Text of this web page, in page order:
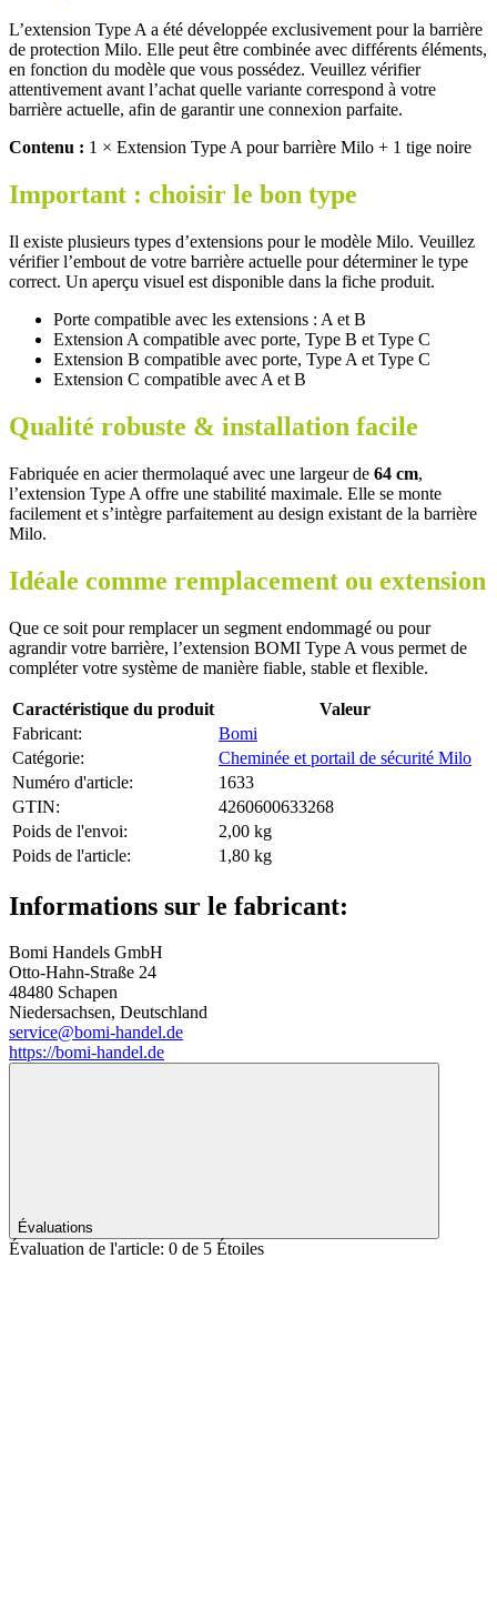
L’extension Type A a été développée exclusivement pour la barrière
de protection Milo. Elle peut être combinée avec différents éléments,
en fonction du modèle que vous possédez. Veuillez vérifier
attentivement avant l’achat quelle variante correspond à votre
barrière actuelle, afin de garantir une connexion parfaite.
Contenu : 1 × Extension Type A pour barrière Milo + 1 tige noire
Important : choisir le bon type
Il existe plusieurs types d’extensions pour le modèle Milo. Veuillez
vérifier l’embout de votre barrière actuelle pour déterminer le type
correct. Un aperçu visuel est disponible dans la fiche produit.
Porte compatible avec les extensions : A et B
Extension A compatible avec porte, Type B et Type C
Extension B compatible avec porte, Type A et Type C
Extension C compatible avec A et B
Qualité robuste & installation facile
Fabriquée en acier thermolaqué avec une largeur de 64 cm,
l’extension Type A offre une stabilité maximale. Elle se monte
facilement et s’intègre parfaitement au design existant de la barrière
Milo.
Idéale comme remplacement ou extension
Que ce soit pour remplacer un segment endommagé ou pour
agrandir votre barrière, l’extension BOMI Type A vous permet de
compléter votre système de manière fiable, stable et flexible.
Caractéristique du produit
Valeur
Fabricant:
Bomi
Catégorie:
Cheminée et portail de sécurité Milo
Numéro d'article:
1633
GTIN:
4260600633268
Poids de l'envoi‍:
2,00 kg
Poids de l'article‍:
1,80 kg
Informations sur le fabricant:
Bomi Handels GmbH
Otto-Hahn-Straße 24
48480 Schapen
Niedersachsen, Deutschland
service@bomi-handel.de
https://bomi-handel.de
Évaluations
Évaluation de l'article: 0 de 5 Étoiles